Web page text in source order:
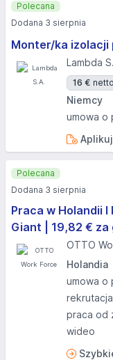
Monter/ka izolacji
Lambda
16 €
Niemcy
umowa o
Aplikuj
Polecana
Dodana 3 sierpnia
Praca w Holandii
Giant | 19,82 € za
OTTO
Holandia
umowa o
praca od
wideo
Polecana
Dodana 3 sierpnia